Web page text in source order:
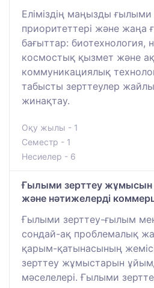
Еліміздің маңызды ғылыми
приоритеттері және жаңа
бағыттар: биотехнология,
космостық қызмет және
коммуникациялық
табысты зерттеулер
жинақтау.
Оқу жылы - 1
Семестр - 1
Несиелер - 6
Ғылыми зерттеу
және нәтижелерді
Ғылыми зерттеу-ғылым
сондай-ақ проблемалық
қарым-қатынасының
зерттеу жұмыстарын
мәселелері. Ғылыми